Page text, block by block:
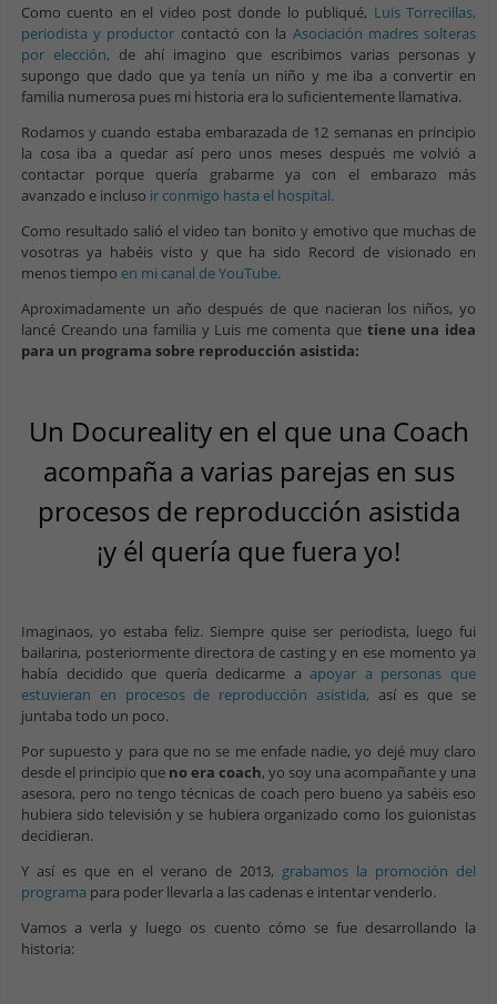
Como cuento en el video post donde lo publiqué, Luis Torrecillas,
periodista y productor contactó con la Asociación madres solteras
por elección, de ahí imagino que escribimos varias personas y
supongo que dado que ya tenía un niño y me iba a convertir en
familia numerosa pues mi historia era lo suficientemente llamativa.
Rodamos y cuando estaba embarazada de 12 semanas en principio
la cosa iba a quedar así pero unos meses después me volvió a
contactar porque quería grabarme ya con el embarazo más
avanzado e incluso ir conmigo hasta el hospital.
Como resultado salió el video tan bonito y emotivo que muchas de
vosotras ya habéis visto y que ha sido Record de visionado en
menos tiempo en mi canal de YouTube.
Aproximadamente un año después de que nacieran los niños, yo
lancé Creando una familia y Luis me comenta que tiene una idea
para un programa sobre reproducción asistida:
Un Docureality en el que una Coach
acompaña a varias parejas en sus
procesos de reproducción asistida
¡y él quería que fuera yo!
Imaginaos, yo estaba feliz. Siempre quise ser periodista, luego fui
bailarina, posteriormente directora de casting y en ese momento ya
había decidido que quería dedicarme aapoyar a personas que
estuvieran en procesos de reproducción asistida, así es que se
juntaba todo un poco.
Por supuesto y para que no se me enfade nadie, yo dejé muy claro
desde el principio que no era coach, yo soy una acompañante y una
asesora, pero no tengo técnicas de coach pero bueno ya sabéis eso
hubiera sido televisión y se hubiera organizado como los guionistas
decidieran.
Y así es que en el verano de 2013, grabamos la promoción del
programa para poder llevarla a las cadenas e intentar venderlo.
Vamos a verla y luego os cuento cómo se fue desarrollando la
historia: